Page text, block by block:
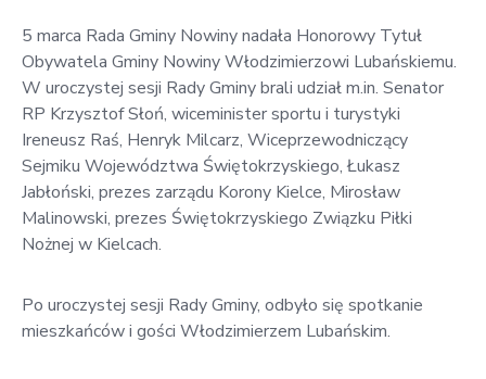
Bolechowicach
5 marca Rada Gminy Nowiny nadała Honorowy Tytuł
Obywatela Gminy Nowiny Włodzimierzowi Lubańskiemu.
W uroczystej sesji Rady Gminy brali udział m.in. Senator
RP Krzysztof Słoń, wiceminister sportu i turystyki
Ireneusz Raś, Henryk Milcarz, Wiceprzewodniczący
Sejmiku Województwa Świętokrzyskiego, Łukasz
Jabłoński, prezes zarządu Korony Kielce, Mirosław
Malinowski, prezes Świętokrzyskiego Związku Piłki
Nożnej w Kielcach.
Po uroczystej sesji Rady Gminy, odbyło się spotkanie
mieszkańców i gości Włodzimierzem Lubańskim.